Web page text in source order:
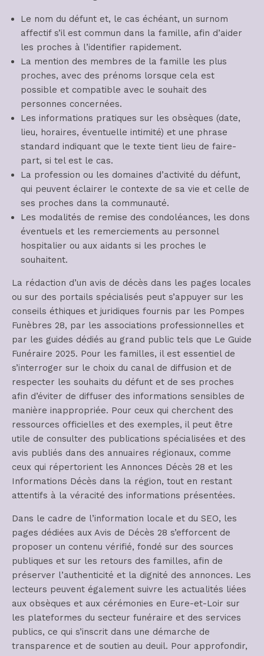
Le nom du défunt et, le cas échéant, un surnom
affectif s’il est commun dans la famille, afin d’aider
les proches à l’identifier rapidement.
La mention des membres de la famille les plus
proches, avec des prénoms lorsque cela est
possible et compatible avec le souhait des
personnes concernées.
Les informations pratiques sur les obsèques (date,
lieu, horaires, éventuelle intimité) et une phrase
standard indiquant que le texte tient lieu de faire-
part, si tel est le cas.
La profession ou les domaines d’activité du défunt,
qui peuvent éclairer le contexte de sa vie et celle de
ses proches dans la communauté.
Les modalités de remise des condoléances, les dons
éventuels et les remerciements au personnel
hospitalier ou aux aidants si les proches le
souhaitent.
La rédaction d’un avis de décès dans les pages locales
ou sur des portails spécialisés peut s’appuyer sur les
conseils éthiques et juridiques fournis par les Pompes
Funèbres 28, par les associations professionnelles et
par les guides dédiés au grand public tels que Le Guide
Funéraire 2025. Pour les familles, il est essentiel de
s’interroger sur le choix du canal de diffusion et de
respecter les souhaits du défunt et de ses proches
afin d’éviter de diffuser des informations sensibles de
manière inappropriée. Pour ceux qui cherchent des
ressources officielles et des exemples, il peut être
utile de consulter des publications spécialisées et des
avis publiés dans des annuaires régionaux, comme
ceux qui répertorient les Annonces Décès 28 et les
Informations Décès dans la région, tout en restant
attentifs à la véracité des informations présentées.
Dans le cadre de l’information locale et du SEO, les
pages dédiées aux Avis de Décès 28 s’efforcent de
proposer un contenu vérifié, fondé sur des sources
publiques et sur les retours des familles, afin de
préserver l’authenticité et la dignité des annonces. Les
lecteurs peuvent également suivre les actualités liées
aux obsèques et aux cérémonies en Eure-et-Loir sur
les plateformes du secteur funéraire et des services
publics, ce qui s’inscrit dans une démarche de
transparence et de soutien au deuil. Pour approfondir,